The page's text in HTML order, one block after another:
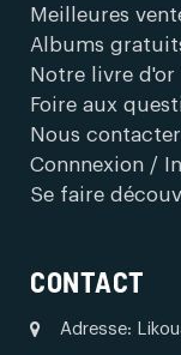
Meilleures
Albums
Notre livre d'or
Foire aux
Nous contacter
Connnexion /
Se faire
CONTACT
Adresse: